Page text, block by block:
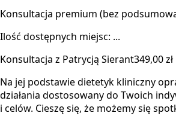
Konsultacja premium (bez
Ilość dostępnych miejsc: ...
Konsultacja z Patrycją Sierant349,00 zł
Na jej podstawie dietetyk kliniczny
działania dostosowany do Twoich
i celów. Cieszę się, że możemy się